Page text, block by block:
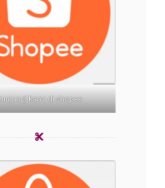
kami di shopee